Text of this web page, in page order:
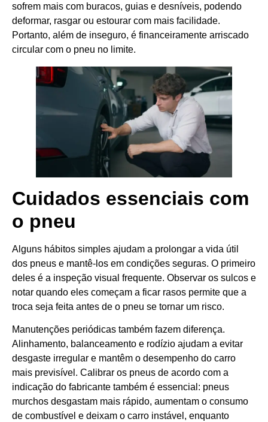
sofrem mais com buracos, guias e desníveis, podendo
deformar, rasgar ou estourar com mais facilidade.
Portanto, além de inseguro, é financeiramente arriscado
circular com o pneu no limite.
Cuidados essenciais com
o pneu
Alguns hábitos simples ajudam a prolongar a vida útil
dos pneus e mantê-los em condições seguras. O primeiro
deles é a inspeção visual frequente. Observar os sulcos e
notar quando eles começam a ficar rasos permite que a
troca seja feita antes de o pneu se tornar um risco.
Manutenções periódicas também fazem diferença.
Alinhamento, balanceamento e rodízio ajudam a evitar
desgaste irregular e mantêm o desempenho do carro
mais previsível. Calibrar os pneus de acordo com a
indicação do fabricante também é essencial: pneus
murchos desgastam mais rápido, aumentam o consumo
de combustível e deixam o carro instável, enquanto